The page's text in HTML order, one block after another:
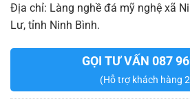
Địa chỉ: Làng nghề đá mỹ nghệ xã
Lư, tỉnh Ninh Bình.
GỌI TƯ VẤN 087
(Hỗ trợ khách hàng